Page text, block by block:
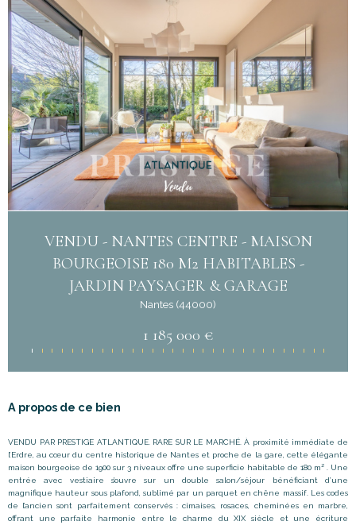
VENDU - NANTES CENTRE - MAISON
BOURGEOISE 180 M2 HABITABLES -
JARDIN PAYSAGER & GARAGE
Nantes (44000)
1 185 000 €
A propos de ce bien
VENDU PAR PRESTIGE ATLANTIQUE. RARE SUR LE MARCHÉ. À proximité immédiate de
l’Erdre, au cœur du centre historique de Nantes et proche de la gare, cette élégante
maison bourgeoise de 1900 sur 3 niveaux offre une superficie habitable de 180 m² . Une
entrée avec vestiaire s’ouvre sur un double salon/séjour bénéficiant d’une
magnifique hauteur sous plafond, sublimé par un parquet en chêne massif. Les codes
de l’ancien sont parfaitement conservés : cimaises, rosaces, cheminées en marbre,
offrant une parfaite harmonie entre le charme du XIX siècle et une écriture